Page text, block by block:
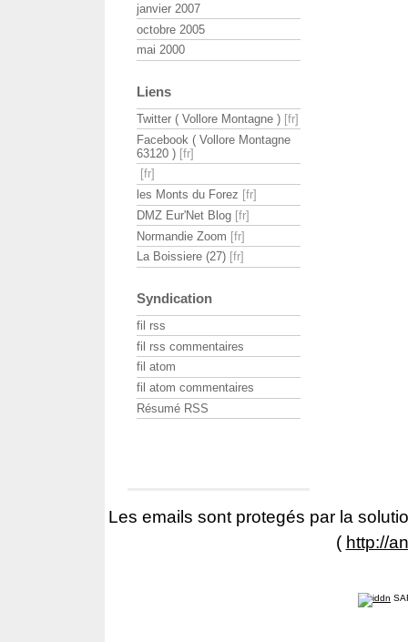
janvier 2007
octobre 2005
mai 2000
Liens
Twitter ( Vollore Montagne )
Facebook ( Vollore Montagne
63120 )
les Monts du Forez
DMZ Eur'Net Blog
Normandie Zoom
La Boissiere (27)
Syndication
fil rss
fil rss commentaires
fil atom
fil atom commentaires
Résumé RSS
Les emails sont protegés par la
( http://